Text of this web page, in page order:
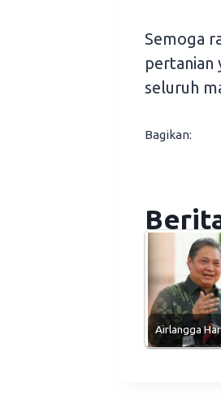
Semoga
pertanian
seluruh
Bagikan:
Airlangga